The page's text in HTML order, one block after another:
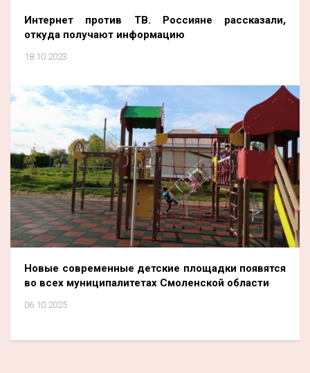
Интернет против ТВ. Россияне рассказали,
откуда получают информацию
18.10.2023
Новые современные детские площадки появятся
во всех муниципалитетах Смоленской области
06.10.2025